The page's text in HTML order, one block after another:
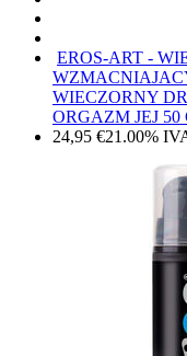
EROS-ART -
WIECZORNY
ORGAZM JEJ 50
24,95 €21.00%